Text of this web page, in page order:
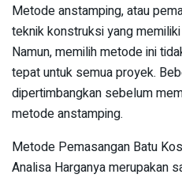
Metode anstamping, atau
teknik konstruksi yang
Namun, memilih metode ini
tepat untuk semua proyek.
dipertimbangkan sebelum
metode anstamping.
Metode Pemasangan Batu
Analisa Harganya merupakan